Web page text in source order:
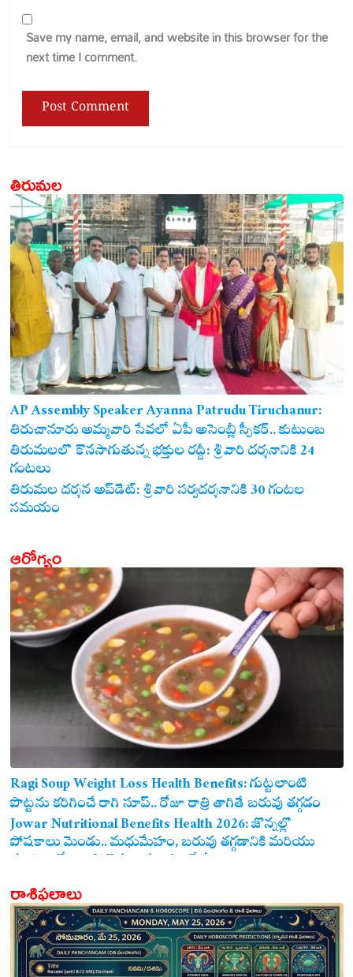
Save my name, email, and website in this browser for the
next time I comment.
తిరుమల
AP Assembly Speaker Ayanna Patrudu Tiruchanur:
తిరుచానూరు అమ్మవారి సేవలో ఏపీ అసెంబ్లీ స్పీకర్.. కుటుంబ
సమేతంగా దర్శించుకున్న అయ్యన్నపాత్రుడు!
తిరుమలలో కొనసాగుతున్న భక్తుల రద్దీ: శ్రీవారి దర్శనానికి 24
గంటలు
తిరుమల దర్శన అప్‌డేట్: శ్రీవారి సర్వదర్శనానికి 30 గంటల
సమయం
ఆరోగ్యం
Ragi Soup Weight Loss Health Benefits: గుట్టలాంటి
పొట్టను కరిగించే రాగి సూప్.. రోజూ రాత్రి తాగితే బరువు తగ్గడం
ఖాయం!
Jowar Nutritional Benefits Health 2026: జొన్నల్లో
పోషకాలు మెండు.. మధుమేహం, బరువు తగ్గడానికి మరియు
గుండె ఆరోగ్యానికి జొన్న అన్నం ఎంతో మేలు!
రాశిఫలాలు